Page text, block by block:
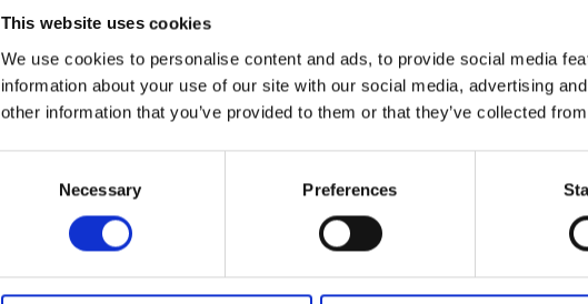
This website uses cookies
We use cookies to personalise content and ads, to provide social media
information about your use of our site with our social media, advertising
other information that you’ve provided to them or that they’ve collected
Necessary Preferences
Rettore alla Cooperazione allo Sviluppo
Da questi primi interventi è emerso forte e
dell’iniziativa è trasformare i valori quali
le parole, parafrasate, pronunciate da
studenti:«Siete tanti alberi diversi, ma le